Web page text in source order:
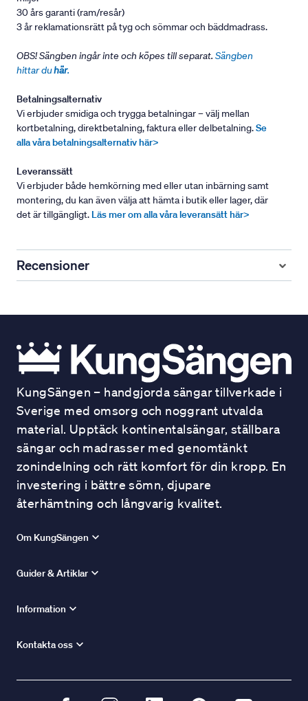
30 års garanti (ram/resår)
3 år reklamationsrätt på tyg och sömmar och bäddmadrass.
OBS! Sängben ingår inte och köpes till separat. Sängben
hittar duhär.
Betalningsalternativ
Vi erbjuder smidiga och trygga betalningar – välj mellan
kortbetalning, direktbetalning, faktura eller delbetalning.Se
alla våra betalningsalternativ här>
Leveranssätt
Vi erbjuder både hemkörning med eller utan inbärning samt
montering, du kan även välja att hämta i butik eller lager, där
det är tillgängligt. Läs mer om alla våra leveransätt här>
Recensioner
KungSängen – handgjorda sängar tillverkade i
Sverige med omsorg och noggrant utvalda
material. Upptäck kontinentalsängar, ställbara
sängar och madrasser med genomtänkt
zonindelning och rätt komfort för din kropp. En
investering i bättre sömn, djupare
återhämtning och långvarig kvalitet.
Om KungSängen
Guider & Artiklar
Information
Kontakta oss